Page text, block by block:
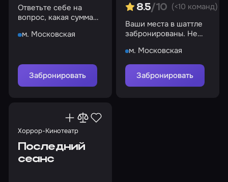
Ответьте себе на
вопрос, какая сумма
на кон жизнь?
м. Московская
Забронировать
8.5/10 (<10 команд)
Ваши места в шаттле
забронированы. Не
глаза тому, что прячется
в тени?
м. Московская
Забронировать
Хоррор-Кинотеатр
Последний
сеанс